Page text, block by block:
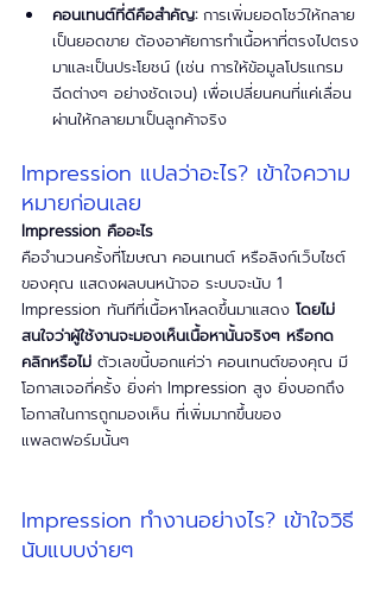
คอนเทนต์ที่ดีคือสำคัญ: การเพิ่มยอดโชว์ให้กลาย
เป็นยอดขาย ต้องอาศัยการทำเนื้อหาที่ตรงไปตรง
มาและเป็นประโยชน์ (เช่น การให้ข้อมูลโปรแกรม
ฉีดต่างๆ อย่างชัดเจน) เพื่อเปลี่ยนคนที่แค่เลื่อน
ผ่านให้กลายมาเป็นลูกค้าจริง
Impression แปลว่าอะไร? เข้าใจความ
หมายก่อนเลย
Impression คืออะไร
คือจำนวนครั้งที่โฆษณา คอนเทนต์ หรือลิงก์เว็บไซต์
ของคุณ แสดงผลบนหน้าจอ ระบบจะนับ 1
Impression ทันทีที่เนื้อหาโหลดขึ้นมาแสดง โดยไม่
สนใจว่าผู้ใช้งานจะมองเห็นเนื้อหานั้นจริงๆ หรือกด
คลิกหรือไม่ ตัวเลขนี้บอกแค่ว่า คอนเทนต์ของคุณ มี
โอกาสเจอกี่ครั้ง ยิ่งค่า Impression สูง ยิ่งบอกถึง
โอกาสในการถูกมองเห็น ที่เพิ่มมากขึ้นของ
แพลตฟอร์มนั้นๆ
Impression ทำงานอย่างไร? เข้าใจวิธี
นับแบบง่ายๆ